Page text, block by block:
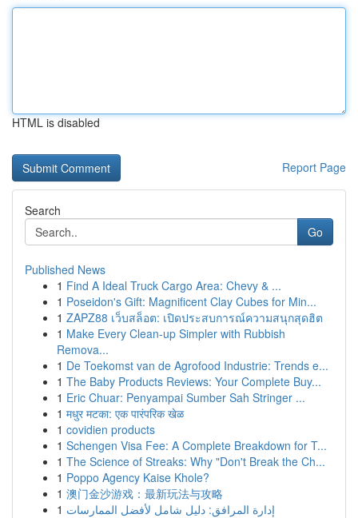
HTML is disabled
Report Page
Search
Go
Published News
1 Find A Ideal Truck Cargo Area: Chevy & ...
1 Poseidon's Gift: Magnificent Clay Cubes for Min...
1 ZAPZ88 เว็บสล็อต: เปิดประสบการณ์ความสนุกสุดฮิต
1 Make Every Clean-up Simpler with Rubbish
Remova...
1 De Toekomst van de Agrofood Industrie: Trends e...
1 The Baby Products Reviews: Your Complete Buy...
1 Eric Chuar: Penyampai Sumber Sah Stringer ...
1 मधुर मटका: एक पारंपरिक खेळ
1 covidien products
1 Schengen Visa Fee: A Complete Breakdown for T...
1 The Science of Streaks: Why "Don't Break the Ch...
1 Poppo Agency Kaise Khole?
1 澳门金沙游戏：最新玩法与攻略
1 إدارة المرافق: دليل شامل لأفضل الممارسات